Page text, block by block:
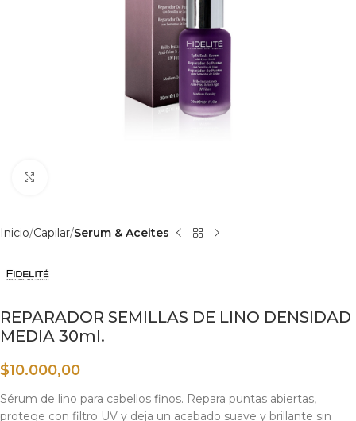
Inicio Capilar Serum & Aceites
REPARADOR SEMILLAS DE LINO DENSIDAD
MEDIA 30ml.
$10.000,00
Sérum de lino para cabellos finos. Repara puntas abiertas,
protege con filtro UV y deja un acabado suave y brillante sin